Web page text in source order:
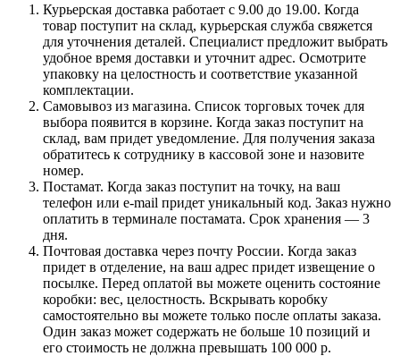
Курьерская доставка работает с 9.00 до 19.00. Когда
товар поступит на склад, курьерская служба свяжется
для уточнения деталей. Специалист предложит выбрать
удобное время доставки и уточнит адрес. Осмотрите
упаковку на целостность и соответствие указанной
комплектации.
Самовывоз из магазина. Список торговых точек для
выбора появится в корзине. Когда заказ поступит на
склад, вам придет уведомление. Для получения заказа
обратитесь к сотруднику в кассовой зоне и назовите
номер.
Постамат. Когда заказ поступит на точку, на ваш
телефон или e-mail придет уникальный код. Заказ нужно
оплатить в терминале постамата. Срок хранения — 3
дня.
Почтовая доставка через почту России. Когда заказ
придет в отделение, на ваш адрес придет извещение о
посылке. Перед оплатой вы можете оценить состояние
коробки: вес, целостность. Вскрывать коробку
самостоятельно вы можете только после оплаты заказа.
Один заказ может содержать не больше 10 позиций и
его стоимость не должна превышать 100 000 р.